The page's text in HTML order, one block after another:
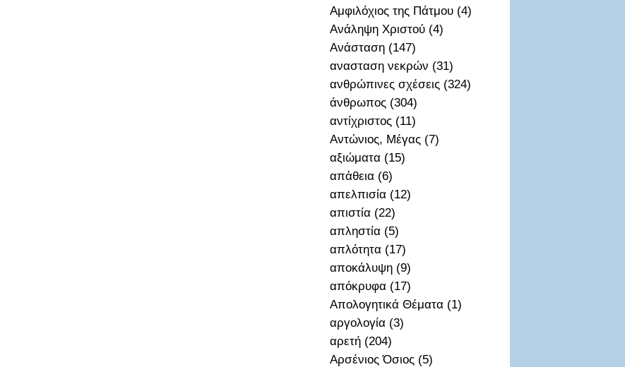
Αμφιλόχιος της Πάτμου (4)
Ανάληψη Χριστού (4)
Ανάσταση (147)
ανασταση νεκρών (31)
ανθρώπινες σχέσεις (324)
άνθρωπος (304)
αντίχριστος (11)
Αντώνιος, Μέγας (7)
αξιώματα (15)
απἀθεια (6)
απελπισία (12)
απιστία (22)
απληστία (5)
απλότητα (17)
αποκάλυψη (9)
απόκρυφα (17)
Απολογητικά Θέματα (1)
αργολογία (3)
αρετή (204)
Αρσένιος Όσιος (5)